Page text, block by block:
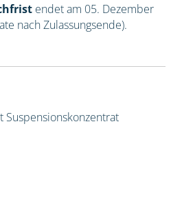
endet am 05. Dezember
nach Zulassungsende).
Suspensionskonzentrat